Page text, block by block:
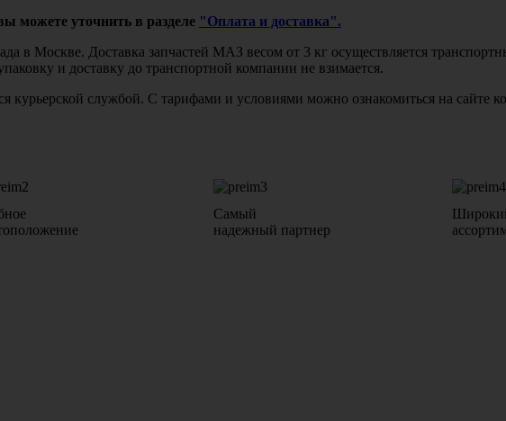
можете уточнить в разделе "Оплата и доставка".
в Москве. Доставка запчастей МАЗ весом от 3 кг осуществляется
и доставку до транспортной компании не взимается.
курьерской службой. С тарифами и условиями можно ознакомиться на
Самый
надежный партнер